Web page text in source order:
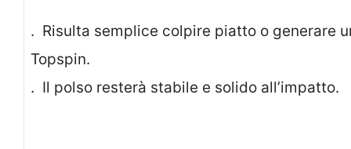
. Risulta semplice colpire piatto o generare
. Il polso resterà stabile e solido all’impatto.